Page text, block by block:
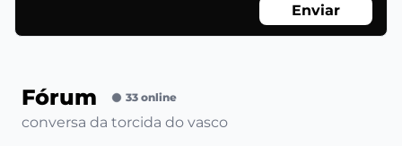
Enviar
Fórum 33 online
conversa da torcida do vasco